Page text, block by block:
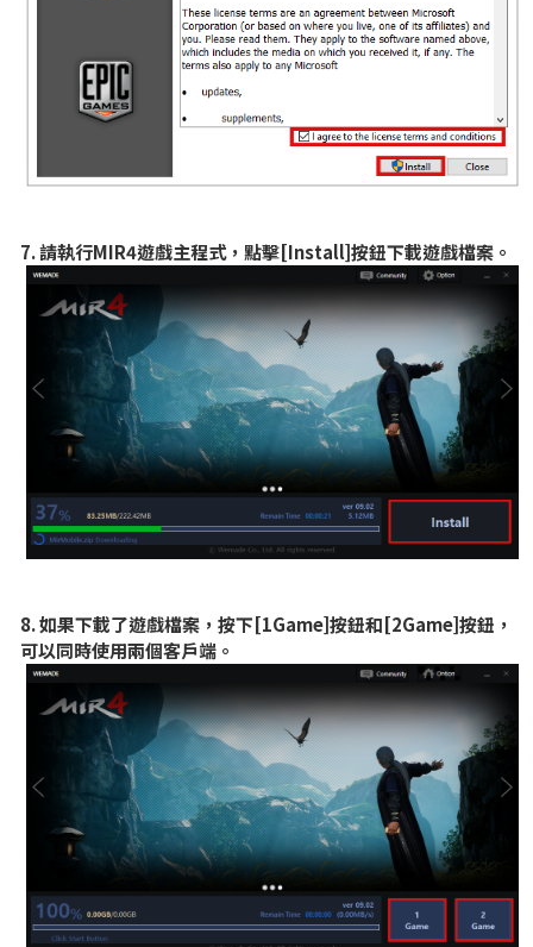
7. 請執行MIR4遊戲主程式，點擊[Install]按鈕下載遊戲檔案。
8. 如果下載了遊戲檔案，按下[1Game]按鈕和[2Game]按鈕，
可以同時使用兩個客戶端。